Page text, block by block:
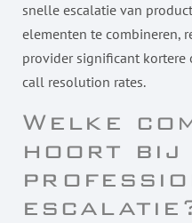
snelle escalatie van
elementen te combineren,
provider significant
call resolution rates.
Welke
hoort bij